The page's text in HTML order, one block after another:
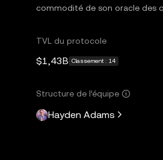
commodité de son oracle des
TVL du protocole
$1,43B Classement : 14
Structure de l’équipe
Hayden Adams